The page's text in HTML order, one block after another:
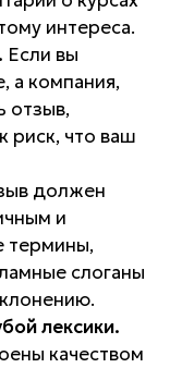
интереса.
Если вы
а компания,
отзыв,
риск, что ваш
должен
и
термины,
слоганы
лексики.
качеством